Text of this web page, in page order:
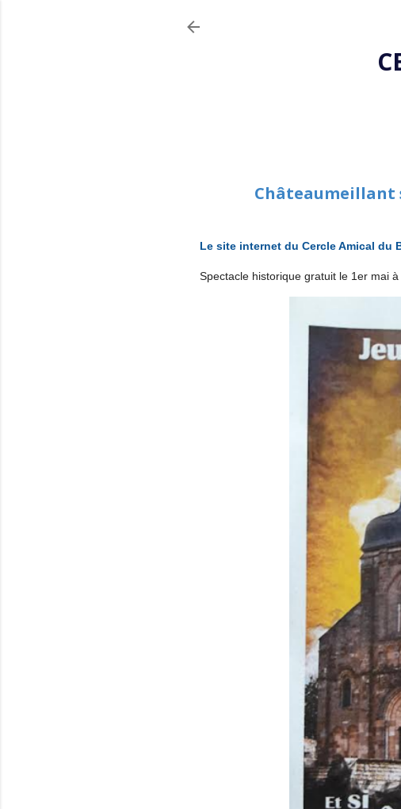
Châteaumeillant
Le site internet du Cercle Amical du
Spectacle historique gratuit le 1er mai